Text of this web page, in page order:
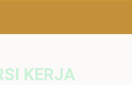
KERJA